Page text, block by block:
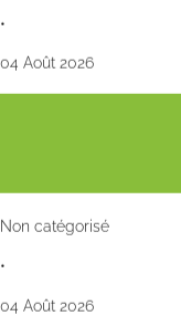
•
04 Août 2026
Non catégorisé
•
04 Août 2026